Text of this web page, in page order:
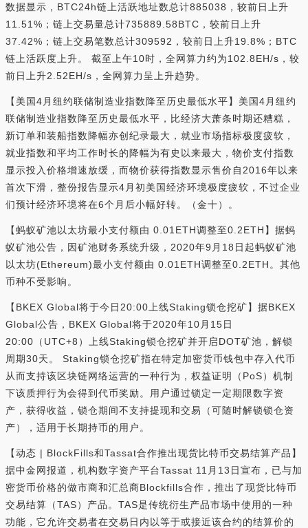
数据显示，BTC24h链上活跃地址数总计885038，较前日上升
11.51%；链上交易量总计735889.58BTC，较前日上升
37.42%；链上交易笔数总计309592，较前日上升19.8%；BTC
链上活跃度上升。 截至上午10时，全网算力约为102.8EH/s，较
前日上升2.52EH/s，全网算力呈上升趋势。
【美国4月纽约联储制造业指数降至历史最低水平】美国4月纽约
联储制造业指数降至历史最低水平，比经济大萧条时期还糟糕，
新订单和装船指数降幅亦创纪录最大，就业市场指标极度疲软，
就业指数和平均工作时长的降幅为有史以来最大，物价支付指数
显示投入价格增速放缓，而物价获得指数显示售价自2016年以来
首次下滑，整份报告显示4月初美国经济环境极度疲软，不过企业
们预计经济环境将在6个月后小幅好转。（金十）。
【蚂蚁矿池以太坊最小支付额由 0.01ETH调整至0.2ETH】据蚂
蚁矿池公告，因矿池财务系统升级，2020年9月18日起蚂蚁矿池
以太坊(Ethereum)最小支付额由 0.01ETH调整至0.2ETH。其他
币种不受影响。
【BKEX Global将于今日20:00上线Staking锁仓挖矿】据BKEX
Global公告，BKEX Global将于2020年10月15日
20:00（UTC+8）上线Staking锁仓挖矿并开启DOT矿池，解锁
周期30天。 Staking锁仓挖矿指在特定加密货币钱包中存入代币
从而支持该区块链网络运营的一种行为，权益证明（PoS）机制
下该质押行为会得到代币奖励。用户通过锁定一定期限数字资
产，获得收益，锁仓期间不支持提现和交易（可随时解锁锁仓资
产），适用于长期持币的用户。
【动态 | BlockFills和Tassat合作推出现货比特币交易结算产品】
据中金网报道，机构数字资产平台Tassat 11月13日宣布，已与加
密货币价格的做市商和汇总商Blockfills合作，推出了现货比特币
交易结算（TAS）产品。TAS是传统衍生产品市场中使用的一种
功能，它允许交易者在交易日内以等于或接近该合约的结算价的